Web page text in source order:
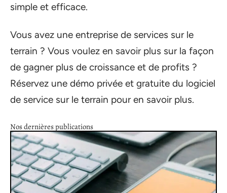
simple et efficace.
Vous avez une entreprise de services sur le
terrain ? Vous voulez en savoir plus sur la façon
de gagner plus de croissance et de profits ?
Réservez une démo privée et gratuite du logiciel
de service sur le terrain pour en savoir plus.
Nos dernières publications